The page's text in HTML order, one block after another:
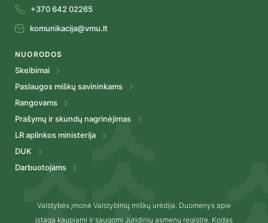
+370 642 02265
komunikacija@vmu.lt
NUORODOS
Skelbimai
Paslaugos miškų savininkams
Rangovams
Prašymų ir skundų nagrinėjimas
LR aplinkos ministerija
DUK
Darbuotojams
Valstybės įmonė Valstybinių miškų urėdija. Duomenys apie
įstagą kaupiami ir saugomi Juridinių asmenų registre. Kodas